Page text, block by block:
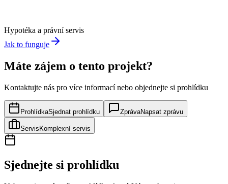
Hypotéka a právní servis
Jak to funguje
Máte zájem o tento projekt?
Kontaktujte nás pro více informací nebo objednejte si prohlídku
ProhlídkaSjednat prohlídku ZprávaNapsat zprávu
Servis Komplexní servis
Sjednejte si prohlídku